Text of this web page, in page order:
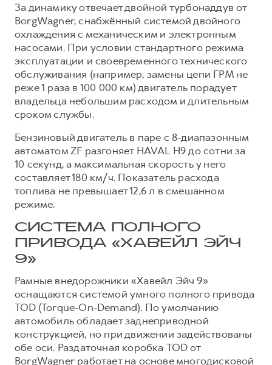
За динамику отвечает двойной турбонаддув от
BorgWagner, снабжённый системой двойного
охлаждения с механическим и электронным
насосами. При условии стандартного режима
эксплуатации и своевременного технического
обслуживания (например, замены цепи ГРМ не
реже 1 раза в 100 000 км) двигатель порадует
владельца небольшим расходом и длительным
сроком службы.
Бензиновый двигатель в паре с 8-диапазонным
автоматом ZF разгоняет HAVAL H9 до сотни за
10 секунд, а максимальная скорость у него
составляет 180 км/ч. Показатель расхода
топлива не превышает 12,6 л в смешанном
режиме.
СИСТЕМА ПОЛНОГО
ПРИВОДА «ХАВЕЙЛ ЭЙЧ
9»
Рамные внедорожники «Хавейл Эйч 9»
оснащаются системой умного полного привода
TOD (Torque-On-Demand). По умолчанию
автомобиль обладает заднеприводной
конструкцией, но при движении задействованы
обе оси. Раздаточная коробка TOD от
BorgWagner работает на основе многодисковой